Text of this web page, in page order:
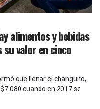
alimentos y bebidas
su valor en cinco
que llenar el changuito,
cuando en 2017 se